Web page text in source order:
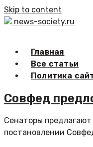
Skip to content
news-society.ru
Главная
Все статьи
Политика
Совфед
Сенаторы
постановлении